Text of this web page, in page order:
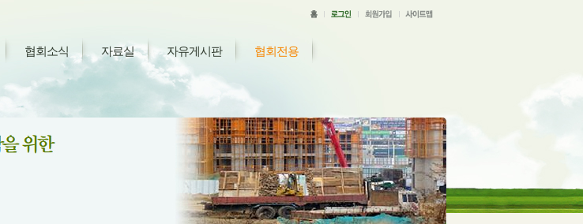
협회소식 자료실 자유게시판 협회전용